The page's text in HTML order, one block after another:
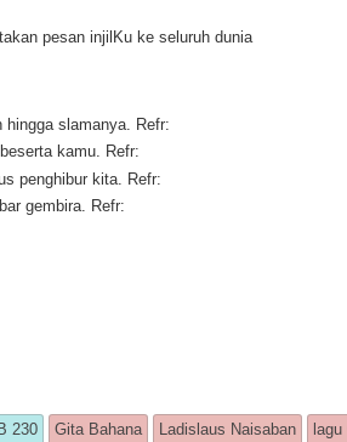
pesan injilKu ke seluruh dunia
hingga slamanya. Refr:
kamu. Refr:
penghibur kita. Refr:
gembira. Refr:
in
tagged
230 Gita Bahana Ladislaus Naisaban